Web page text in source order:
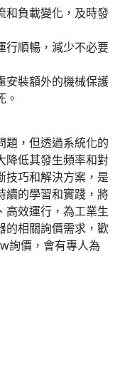
和負載變化，及時發
行順暢，減少不必要
安裝額外的機械保護
。
題，但透過系統化的
降低其發生頻率和對
技巧和解決方案，是
續的學習和實踐，將
高效運行，為工業生
的相關詢價需求，歡
詢價，會有專人為